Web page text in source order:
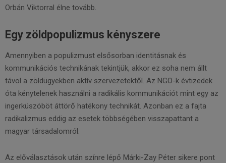
Orbán Viktorral élne tovább.
Egy zöldpopulizmus kényszere
Amennyiben a populizmust elsősorban identitásnak és
kommunikációs technikának tekintjük, akkor ez soha nem állt
távol a zöldügyekben aktív szervezetektől. Az NGO-k évtizedek
óta kénytelenek használni a radikális kommunikációt mint egy az
ingerküszöböt áttörő hatékony technikát. Azonban ez a fajta
radikalizmus eddig az esetek többségében visszapattant a
magyar társadalomról.
Az előválasztások után színre lépő Márki-Zay Péter sikere pont